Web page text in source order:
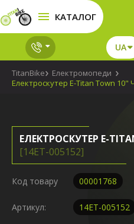
КАТАЛОГ
UA
TitanBike
Електромопеди
Електроскутер E-Titan Town 10"
ЕЛЕКТРОСКУТЕР E-
[14ET-005152]
Код товару 00001768
Артикул: 14ET-005152